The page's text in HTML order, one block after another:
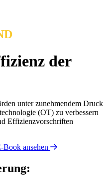
der
unter zunehmendem Druck
(OT) zu verbessern
Effizienzvorschriften
Book ansehen